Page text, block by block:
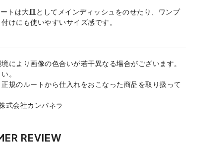
トは大皿としてメインディッシュをのせたり、ワンプ
けにも使いやすいサイズ感です。
により画像の色合いが若干異なる場合がございます。
。
規のルートから仕入れをおこなった商品を取り扱って
式会社カンパネラ